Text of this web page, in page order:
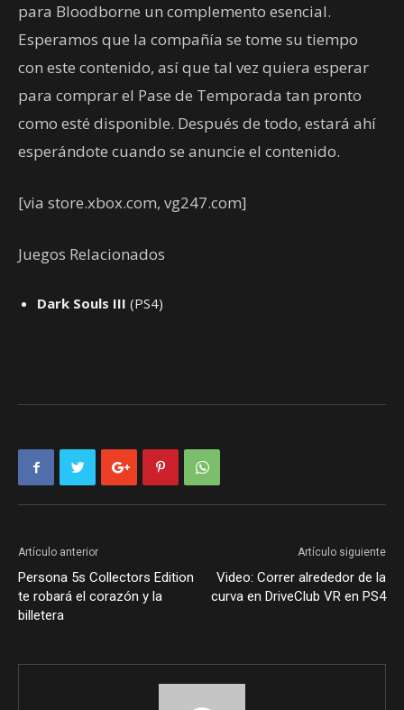
para Bloodborne un complemento esencial.
Esperamos que la compañía se tome su tiempo
con este contenido, así que tal vez quiera esperar
para comprar el Pase de Temporada tan pronto
como esté disponible. Después de todo, estará ahí
esperándote cuando se anuncie el contenido.
[via store.xbox.com, vg247.com]
Juegos Relacionados
Dark Souls III (PS4)
Artículo anterior
Persona 5s Collectors Edition
te robará el corazón y la
billetera
Artículo siguiente
Video: Correr alrededor de la
curva en DriveClub VR en PS4